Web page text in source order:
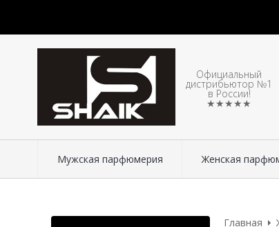
Официальный
дистрибьютор №1
в России!
★★★★★
Мужская парфюмерия Женская
Главная